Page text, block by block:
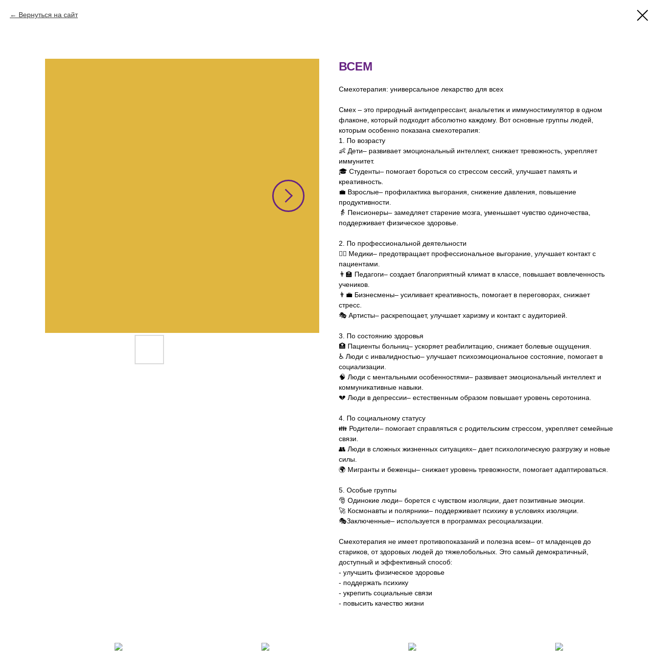
Вернуться на сайт
ВСЕМ
Смехотерапия: универсальное лекарство для всех
Смех – это природный антидепрессант, анальгетик и иммуностимулятор в одном
флаконе, который подходит абсолютно каждому. Вот основные группы людей,
которым особенно показана смехотерапия:
1. По возрасту
👶 Дети– развивает эмоциональный интеллект, снижает тревожность, укрепляет
иммунитет.
🎓 Студенты– помогает бороться со стрессом сессий, улучшает память и
креативность.
💼 Взрослые– профилактика выгорания, снижение давления, повышение
продуктивности.
👵 Пенсионеры– замедляет старение мозга, уменьшает чувство одиночества,
поддерживает физическое здоровье.
2. По профессиональной деятельности
👨‍⚕️ Медики– предотвращает профессиональное выгорание, улучшает контакт с
пациентами.
👨‍🏫 Педагоги– создает благоприятный климат в классе, повышает вовлеченность
учеников.
👨‍💼 Бизнесмены– усиливает креативность, помогает в переговорах, снижает
стресс.
🎭 Артисты– раскрепощает, улучшает харизму и контакт с аудиторией.
3. По состоянию здоровья
🏥 Пациенты больниц– ускоряет реабилитацию, снижает болевые ощущения.
♿ Люди с инвалидностью– улучшает психоэмоциональное состояние, помогает в
социализации.
🧠 Люди с ментальными особенностями– развивает эмоциональный интеллект и
коммуникативные навыки.
💔 Люди в депрессии– естественным образом повышает уровень серотонина.
4. По социальному статусу
👪 Родители– помогает справляться с родительским стрессом, укрепляет семейные
связи.
👥 Люди в сложных жизненных ситуациях– дает психологическую разгрузку и новые
силы.
🌍 Мигранты и беженцы– снижает уровень тревожности, помогает адаптироваться.
5. Особые группы
🎅 Одинокие люди– борется с чувством изоляции, дает позитивные эмоции.
🚀 Космонавты и полярники– поддерживает психику в условиях изоляции.
🎭Заключенные– используется в программах ресоциализации.
Смехотерапия не имеет противопоказаний и полезна всем– от младенцев до
стариков, от здоровых людей до тяжелобольных. Это самый демократичный,
доступный и эффективный способ:
- улучшить физическое здоровье
- поддержать психику
- укрепить социальные связи
- повысить качество жизни